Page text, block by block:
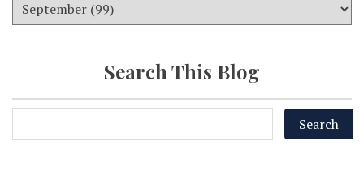
Search This Blog